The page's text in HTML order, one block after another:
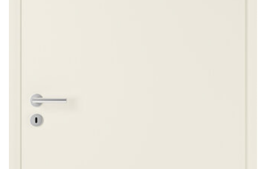
Dachboden­treppen